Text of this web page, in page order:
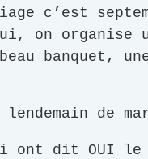
c’est
on organise
banquet,
lendemain de
ont dit OUI le